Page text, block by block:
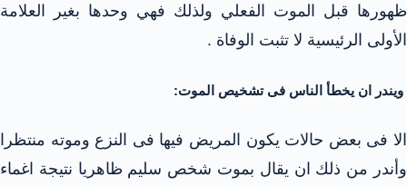
ظهورها قبل الموت الفعلي ولذلك فهي وحدها بغير العلامة
الأولى الرئيسية لا تثبت الوفاة .
ويندر ان يخطأ الناس فى تشخيص الموت:
الا فى بعض حالات يكون المريض فيها فى النزع وموته منتظرا
وأندر من ذلك ان يقال بموت شخص سليم ظاهريا نتيجة اغماء